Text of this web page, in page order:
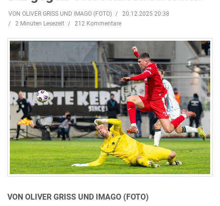
VON OLIVER GRISS UND IMAGO (FOTO)
20.12.2025 20:38
2 Minuten Lesezeit
212 Kommentare
VON OLIVER GRISS UND IMAGO (FOTO)